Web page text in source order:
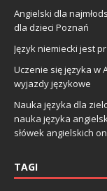
Angielski dla
dla dzieci Poznań
Język niemiecki jest
Uczenie się języka w
wyjazdy językowe
Nauka języka dla
nauka języka
słówek angielskich
TAGI